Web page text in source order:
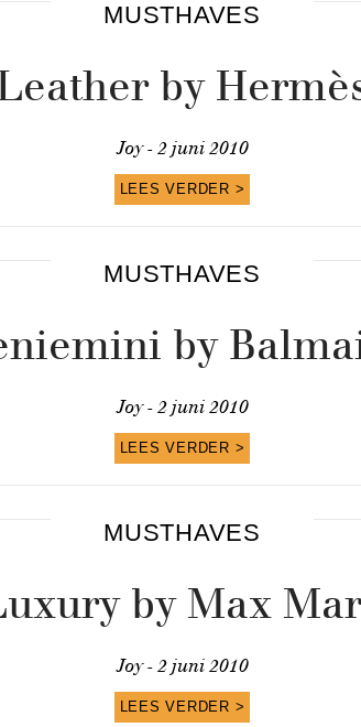
MUSTHAVES
by
Joy - 2 juni 2010
LEES VERDER >
MUSTHAVES
by
Joy - 2 juni 2010
LEES VERDER >
MUSTHAVES
by Max
Joy - 2 juni 2010
LEES VERDER >